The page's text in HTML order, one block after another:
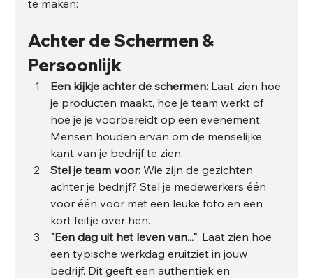
te maken:
Achter de Schermen &
Persoonlijk
Een kijkje achter de schermen: Laat zien hoe
je producten maakt, hoe je team werkt of
hoe je je voorbereidt op een evenement.
Mensen houden ervan om de menselijke
kant van je bedrijf te zien.
Stel je team voor: Wie zijn de gezichten
achter je bedrijf? Stel je medewerkers één
voor één voor met een leuke foto en een
kort feitje over hen.
"Een dag uit het leven van...": Laat zien hoe
een typische werkdag eruitziet in jouw
bedrijf. Dit geeft een authentiek en